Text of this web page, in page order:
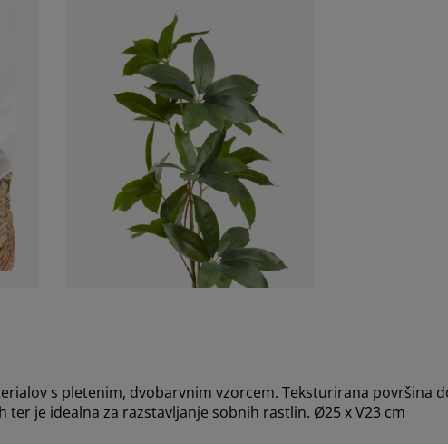
s pletenim, dvobarvnim vzorcem. Teksturirana površina
je idealna za razstavljanje sobnih rastlin. Ø25 x V23 cm